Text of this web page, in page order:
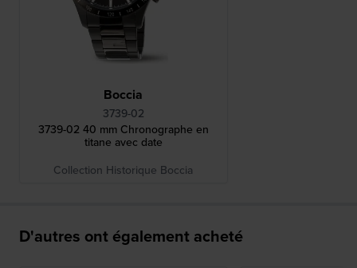
Boccia
3739-02
3739-02 40 mm Chronographe en
titane avec date
Collection Historique Boccia
D'autres ont également acheté